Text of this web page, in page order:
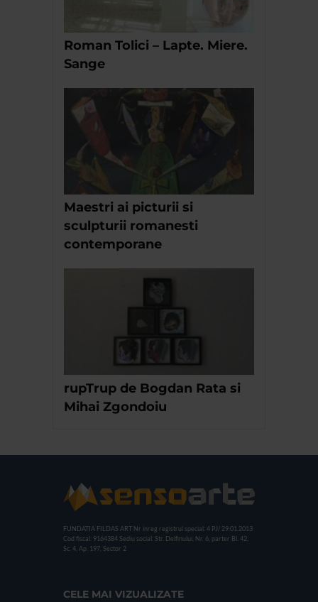
Roman Tolici – Lapte. Miere.
Sange
Maestri ai picturii si
sculpturii romanesti
contemporane
rupTrup de Bogdan Rata si
Mihai Zgondoiu
FUNDATIA FILDAS ART Nr inreg registrul special: 4 PJ/ 29.01.2013
Cod fiscal: 9164384 Sediu social: Str. Delfinului, Nr. 6, parter Bl. 42,
Sc. 4, Ap. 197, Sector 2
CELE MAI VIZUALIZATE